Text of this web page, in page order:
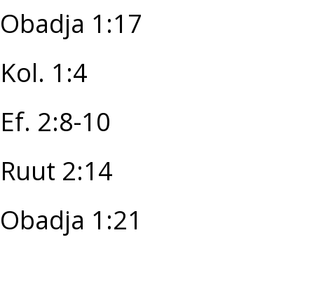
Obadja 1:17
Kol. 1:4
Ef. 2:8-10
Ruut 2:14
Obadja 1:21